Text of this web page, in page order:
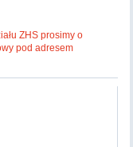
ZHS prosimy o
pod adresem